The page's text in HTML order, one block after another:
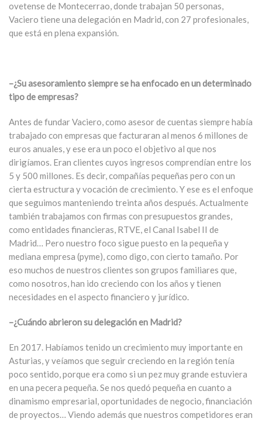
ovetense de Montecerrao, donde trabajan 50 personas,
Vaciero tiene una delegación en Madrid, con 27 profesionales,
que está en plena expansión.
–¿Su asesoramiento siempre se ha enfocado en un determinado
tipo de empresas?
Antes de fundar Vaciero, como asesor de cuentas siempre había
trabajado con empresas que facturaran al menos 6 millones de
euros anuales, y ese era un poco el objetivo al que nos
dirigíamos. Eran clientes cuyos ingresos comprendían entre los
5 y 500 millones. Es decir, compañías pequeñas pero con un
cierta estructura y vocación de crecimiento. Y ese es el enfoque
que seguimos manteniendo treinta años después. Actualmente
también trabajamos con firmas con presupuestos grandes,
como entidades financieras, RTVE, el Canal Isabel II de
Madrid… Pero nuestro foco sigue puesto en la pequeña y
mediana empresa (pyme), como digo, con cierto tamaño. Por
eso muchos de nuestros clientes son grupos familiares que,
como nosotros, han ido creciendo con los años y tienen
necesidades en el aspecto financiero y jurídico.
–¿Cuándo abrieron su delegación en Madrid?
En 2017. Habíamos tenido un crecimiento muy importante en
Asturias, y veíamos que seguir creciendo en la región tenía
poco sentido, porque era como si un pez muy grande estuviera
en una pecera pequeña. Se nos quedó pequeña en cuanto a
dinamismo empresarial, oportunidades de negocio, financiación
de proyectos… Viendo además que nuestros competidores eran